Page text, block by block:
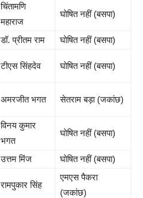
चिंतामणि
महाराज
घोषित नहीं (बसपा)
डॉ. प्रीतम राम घोषित नहीं (बसपा)
टीएस सिंहदेव घोषित नहीं (बसपा)
अमरजीत भगत सेतराम बड़ा (जकांछ)
विनय कुमार
भगत
घोषित नहीं (बसपा)
उत्तम मिंज घोषित नहीं (बसपा)
रामपुकार सिंह
एमएस पैकरा
(जकांछ)